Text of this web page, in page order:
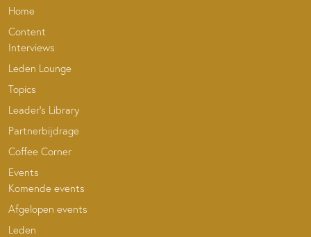
Home
Content
Interviews
Leden Lounge
Topics
Leader’s Library
Partnerbijdrage
Coffee Corner
Events
Komende events
Afgelopen events
Leden